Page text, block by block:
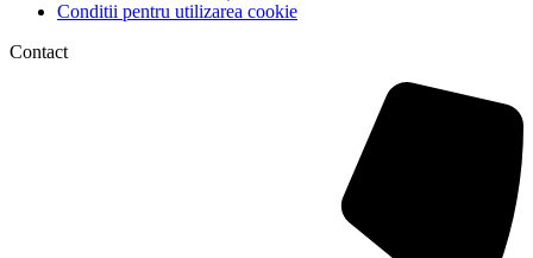
Conditii pentru utilizarea cookie
Contact